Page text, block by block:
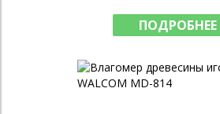
ПОДРОБНЕЕ